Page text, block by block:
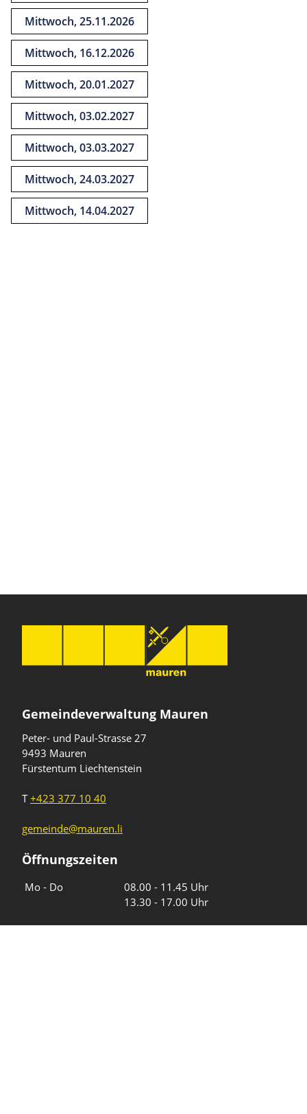
Mittwoch, 25.11.2026
Mittwoch, 16.12.2026
Mittwoch, 20.01.2027
Mittwoch, 03.02.2027
Mittwoch, 03.03.2027
Mittwoch, 24.03.2027
Mittwoch, 14.04.2027
Gemeindeverwaltung Mauren
Peter- und Paul-Strasse 27
9493 Mauren
Fürstentum Liechtenstein
T+423 377 10 40
gemeinde@mauren.li
Öffnungszeiten
Mo - Do
08.00 - 11.45 Uhr
13.30 - 17.00 Uhr